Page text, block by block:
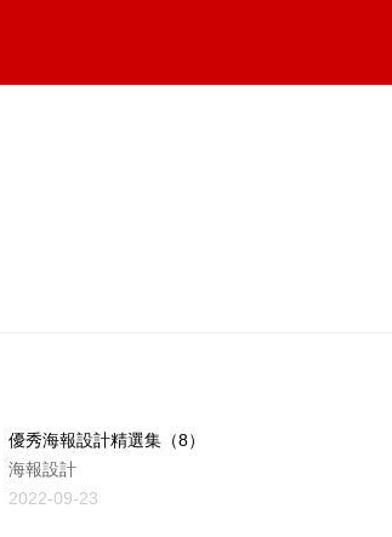
優秀海報設計精選集（8）
海報設計
2022-09-23